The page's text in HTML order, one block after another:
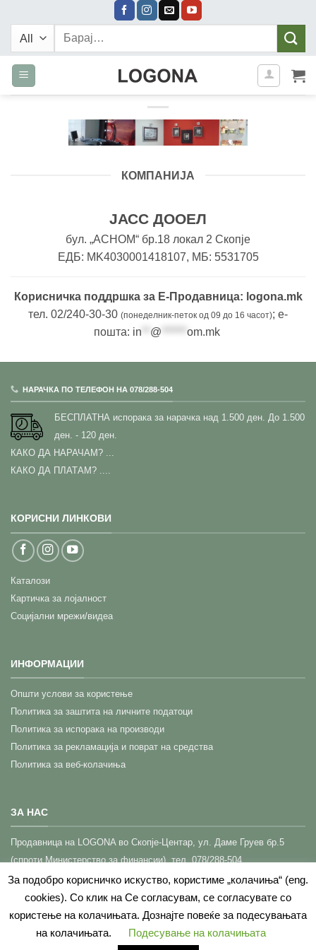
content
Барај:
КОМПАНИЈА
ЈАСС ДООЕЛ
бул. „АСНОМ“ бр.18 локал 2 Скопје
ЕДБ: MK4030001418107, МБ: 5531705
Корисничка поддршка за Е-Продавница: logona.mk
тел. 02/240-30-30 (понеделник-петок од 09 до 16 часот); е-
пошта: in @ om.mk
НАРАЧКА ПО ТЕЛЕФОН НА 078/288-504
БЕСПЛАТНА испорака за нарачка над 1.500 ден. До 1.500
ден. - 120 ден.
КАКО ДА НАРАЧАМ? ...
КАКО ДА ПЛАТАМ? ....
КОРИСНИ ЛИНКОВИ
Каталози
Картичка за лојалност
Социјални мрежи/видеа
ИНФОРМАЦИИ
Општи услови за користење
Политика за заштита на личните податоци
Политика за испорака на производи
Политика за рекламација и поврат на средства
Политика за веб-колачиња
ЗА НАС
Прoдавница на LOGONA во Скопје-Центар, ул. Даме Груев бр.5
(спроти Министерство за финансии), тел. 078/288-504
КОНТАКТ (Корисничка поддршка)
За подобро корисничко искуство, користиме „колачиња“ (eng.
cookies). Со клик на Се согласувам, се согласувате со
користење на колачињата. Дознајте повеќе за подесувањата
на колачињата.
Подесување на колачињата